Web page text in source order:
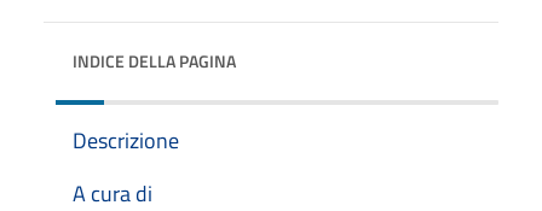
INDICE DELLA PAGINA
Descrizione
A cura di